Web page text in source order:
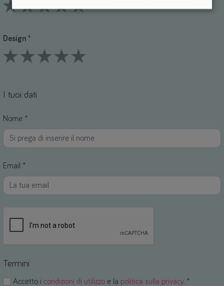
Design *
I tuoi dati
Nome *
Email *
Termini
Accetto i condizioni di utilizzo e la politica sulla privacy. *